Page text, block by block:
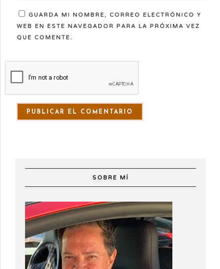
GUARDA MI NOMBRE, CORREO ELECTRÓNICO Y
WEB EN ESTE NAVEGADOR PARA LA PRÓXIMA VEZ
QUE COMENTE.
SOBRE MÍ